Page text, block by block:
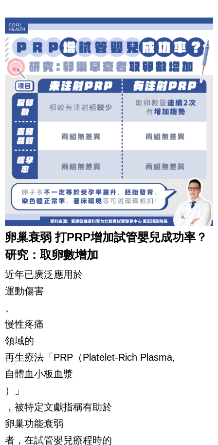
卵巢衰弱打PRP增加試管嬰兒成功率？
研究：取卵數增加
近年已廣泛應用於
運動傷害
、
慢性疼痛
領域的
再生療法「PRP（Platelet-Rich Plasma,
自體血小板血漿
）」
，被特定文獻指稱有助於
卵巢功能衰弱
者，在試管嬰兒療程時的